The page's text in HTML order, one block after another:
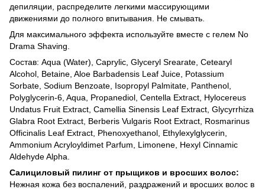
депиляции, распределите легкими массирующими
движениями до полного впитывания. Не смывать.
Для максимального эффекта используйте вместе с гелем No
Drama Shaving.
Состав: Aqua (Water), Caprylic, Glyceryl Srearate, Cetearyl
Alcohol, Betaine, Aloe Barbadensis Leaf Juice, Potassium
Sorbate, Sodium Benzoate, Isopropyl Palmitate, Panthenol,
Polyglycerin-6, Aqua, Propanediol, Centella Extract, Hylocereus
Undatus Fruit Extract, Camellia Sinensis Leaf Extract, Glycyrrhiza
Glabra Root Extract, Berberis Vulgaris Root Extract, Rosmarinus
Officinalis Leaf Extract, Phenoxyethanol, Ethylexylglycerin,
Ammonium Acryloyldimet Parfum, Limonene, Hexyl Cinnamic
Aldehyde Alpha.
Салициловый пилинг от прыщиков и вросших волос:
Нежная кожа без воспалений, раздражений и вросших волос в